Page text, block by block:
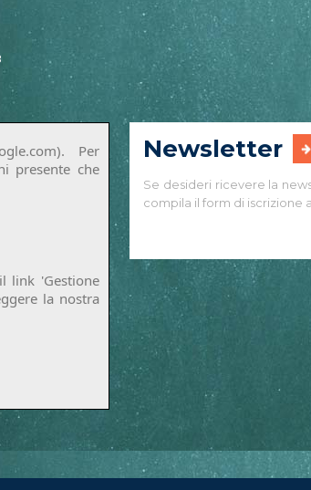
Per
presente che
link 'Gestione
la nostra
Newsletter
Se desideri ricevere la
compila il form di iscrizione